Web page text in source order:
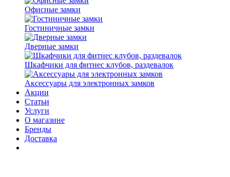
Офисные замки
Гостиничные замки
Дверные замки
Шкафчики для фитнес клубов, раздевалок
Аксессуары для электронных замков
Акции
Статьи
Услуги
О магазине
Бренды
Доставка